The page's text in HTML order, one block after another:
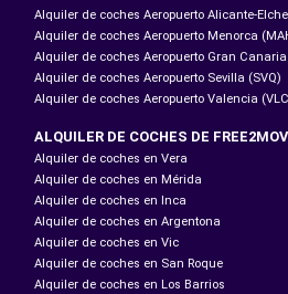
Alquiler de coches Aeropuerto Alicante-
Alquiler de coches Aeropuerto Menorca
Alquiler de coches Aeropuerto Gran Canaria
Alquiler de coches Aeropuerto Sevilla (SVQ)
Alquiler de coches Aeropuerto Valencia
ALQUILER DE COCHES DE
Alquiler de coches en Vera
Alquiler de coches en Mérida
Alquiler de coches en Inca
Alquiler de coches en Argentona
Alquiler de coches en Vic
Alquiler de coches en San Roque
Alquiler de coches en Los Barrios